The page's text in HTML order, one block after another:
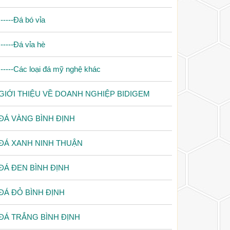
Đá bó vỉa
Đá vỉa hè
Các loại đá mỹ nghệ khác
THIỆU VỀ DOANH NGHIỆP BIDIGEM
VÀNG BÌNH ĐỊNH
XANH NINH THUẬN
ĐEN BÌNH ĐỊNH
ĐỎ BÌNH ĐỊNH
TRẮNG BÌNH ĐỊNH